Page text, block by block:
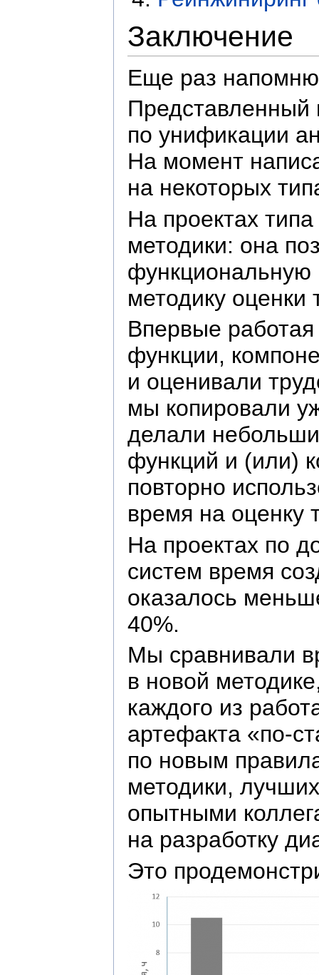
Заключение
Еще раз
Представленный
по унификации
На момент
на некоторых
На проектах
методики: она
функциональную
методику оценки
Впервые
функции,
и оценивали
мы копировали
делали
функций и (или)
повторно
время на оценку
На проектах по
систем время
оказалось
40%.
Мы сравнивали
в новой
каждого из
артефакта «по-
по новым
методики,
опытными
на разработку
Это